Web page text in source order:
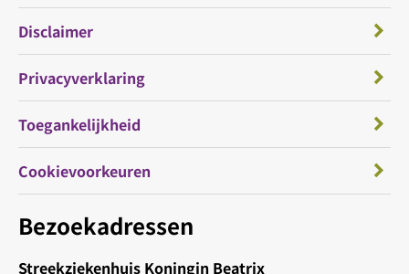
Bezoekadressen
Streekziekenhuis Koningin Beatrix
Disclaimer
Privacyverklaring
Toegankelijkheid
Cookievoorkeuren